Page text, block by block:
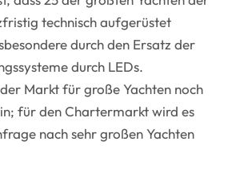
technisch aufgerüstet
durch den Ersatz der
durch LEDs.
Markt für große Yachten noch
für den Chartermarkt wird es
nach sehr großen Yachten